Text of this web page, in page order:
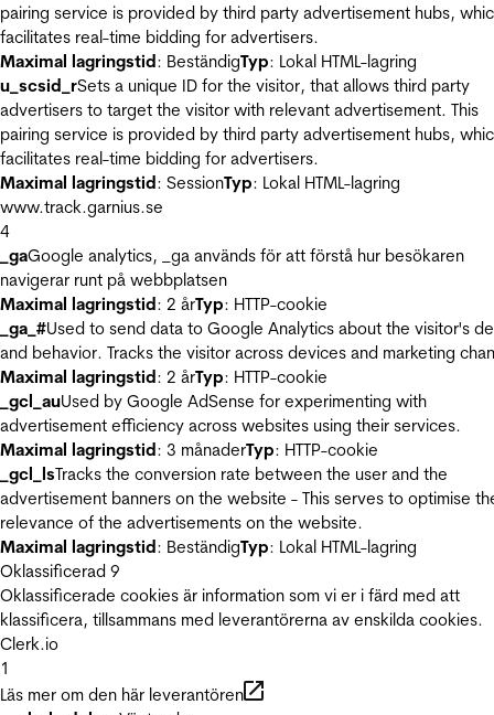
pairing service is provided by third party advertisement hubs,
facilitates real-time bidding for advertisers.
Maximal lagringstid: BeständigTyp: Lokal HTML-lagring
u_scsid_rSets a unique ID for the visitor, that allows third party
advertisers to target the visitor with relevant advertisement. This
pairing service is provided by third party advertisement hubs,
facilitates real-time bidding for advertisers.
Maximal lagringstid: SessionTyp: Lokal HTML-lagring
www.track.garnius.se
4
_gaGoogle analytics, _ga används för att förstå hur besökaren
navigerar runt på webbplatsen
Maximal lagringstid: 2 årTyp: HTTP-cookie
_ga_#Used to send data to Google Analytics about the visitor's
and behavior. Tracks the visitor across devices and marketing
Maximal lagringstid: 2 årTyp: HTTP-cookie
_gcl_auUsed by Google AdSense for experimenting with
advertisement efficiency across websites using their services.
Maximal lagringstid: 3 månaderTyp: HTTP-cookie
_gcl_lsTracks the conversion rate between the user and the
advertisement banners on the website - This serves to optimise
relevance of the advertisements on the website.
Maximal lagringstid: BeständigTyp: Lokal HTML-lagring
Oklassificerad 9
Oklassificerade cookies är information som vi er i färd med att
klassificera, tillsammans med leverantörerna av enskilda cookies.
Clerk.io
1
Läs mer om den här leverantören